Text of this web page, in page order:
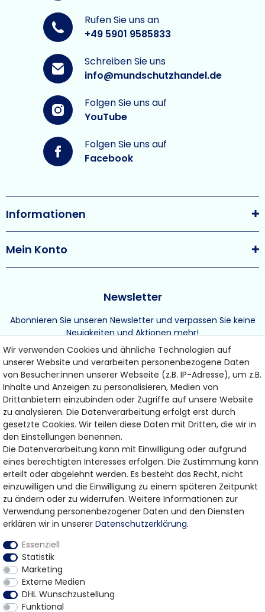
Rufen Sie uns an
+49 5901 9585833
Schreiben Sie uns
info@mundschutzhandel.de
Folgen Sie uns auf
YouTube
Folgen Sie uns auf
Facebook
Newsletter
Abonnieren Sie unseren Newsletter und verpassen Sie keine
Neuigkeiten und Aktionen mehr!
ABONNIEREN
Hiermit bestätige ich, dass ich die Daten­schutz­erklärung
gelesen habe.
Meine Einwilligung kann ich jederzeit widerrufen.
Informationen
Mein Konto
Bezahlung & Versand
Wir verwenden Cookies und ähnliche Technologien auf
unserer Website und verarbeiten personenbezogene Daten
von Besucher:innen unserer Webseite (z.B. IP-Adresse), um z.B.
Inhalte und Anzeigen zu personalisieren, Medien von
Drittanbietern einzubinden oder Zugriffe auf unsere Website
zu analysieren. Die Datenverarbeitung erfolgt erst durch
gesetzte Cookies. Wir teilen diese Daten mit Dritten, die wir in
den Einstellungen benennen.
Die Datenverarbeitung kann mit Einwilligung oder aufgrund
eines berechtigten Interesses erfolgen. Die Zustimmung kann
erteilt oder abgelehnt werden. Es besteht das Recht, nicht
einzuwilligen und die Einwilligung zu einem späteren Zeitpunkt
zu ändern oder zu widerrufen. Weitere Informationen zur
Verwendung personenbezogener Daten und den Diensten
erklären wir in unserer Daten­schutz­erklärung.
Essenziell
Statistik
Marketing
Externe Medien
DHL Wunschzustellung
Funktional